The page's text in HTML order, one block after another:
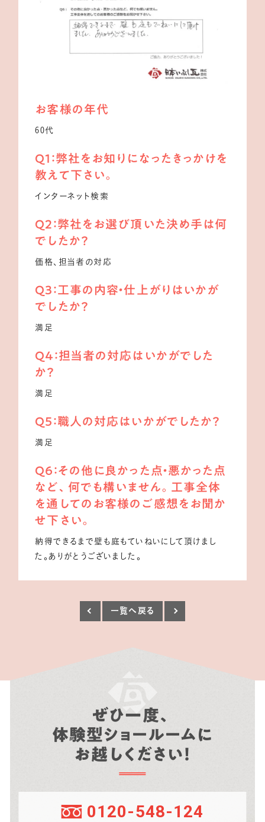
お客様の年代
60代
Q1：弊社をお知りになったきっかけを
教えて下さい。
インターネット検索
Q2：弊社をお選び頂いた決め手は何
でしたか？
価格、担当者の対応
Q3：工事の内容・仕上がりはいかが
でしたか？
満足
Q4：担当者の対応はいかがでした
か？
満足
Q5：職人の対応はいかがでしたか？
満足
Q6：その他に良かった点・悪かった点
など、何でも構いません。工事全体
を通してのお客様のご感想をお聞か
せ下さい。
納得できるまで壁も庭もていねいにして頂けまし
た。ありがとうございました。
一覧へ戻る
ぜひ一度、
体験型ショールームに
お越しください！
0120-548-124